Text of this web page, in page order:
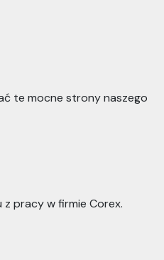
te mocne strony naszego
pracy w firmie Corex.